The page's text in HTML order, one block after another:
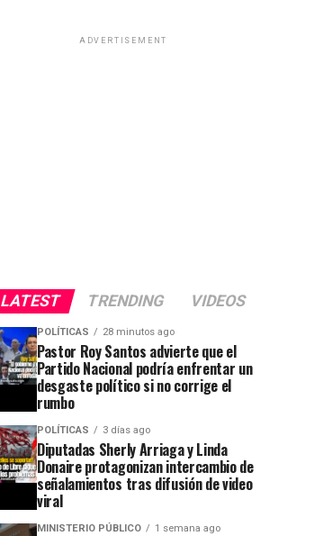
ADVERTISEMENT
LATEST TRENDING VIDEOS
POLÍTICAS 28 minutos ago
Pastor Roy Santos advierte que el
Partido Nacional podría enfrentar un
desgaste político si no corrige el
rumbo
POLÍTICAS 3 días ago
Diputadas Sherly Arriaga y Linda
Donaire protagonizan intercambio de
señalamientos tras difusión de video
viral
MINISTERIO PÚBLICO 1 semana ago